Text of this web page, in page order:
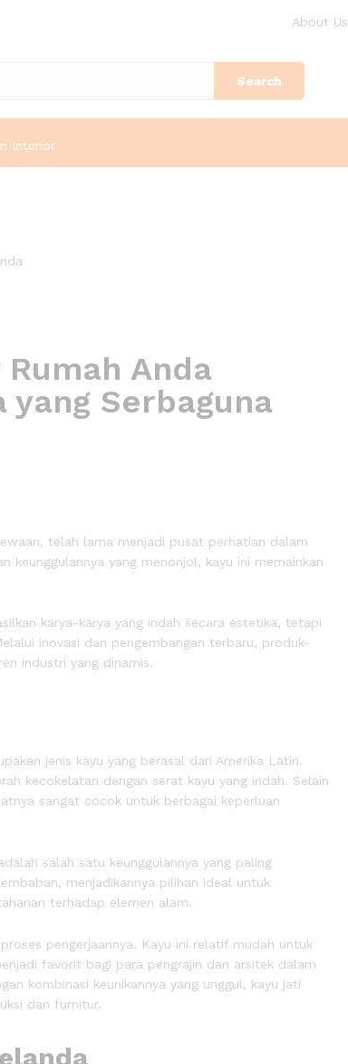
About Us
Search
Interior
Anda
yang Serbaguna
telah lama menjadi pusat perhatian dalam
keunggulannya yang menonjol, kayu ini memainkan
karya-karya yang indah secara estetika, tetapi
inovasi dan pengembangan terbaru, produk-
industri yang dinamis.
jenis kayu yang berasal dari Amerika Latin.
kecokelatan dengan serat kayu yang indah. Selain
sangat cocok untuk berbagai keperluan
salah satu keunggulannya yang paling
menjadikannya pilihan ideal untuk
terhadap elemen alam.
pengerjaannya. Kayu ini relatif mudah untuk
favorit bagi para pengrajin dan arsitek dalam
kombinasi keunikannya yang unggul, kayu jati
dan furnitur.